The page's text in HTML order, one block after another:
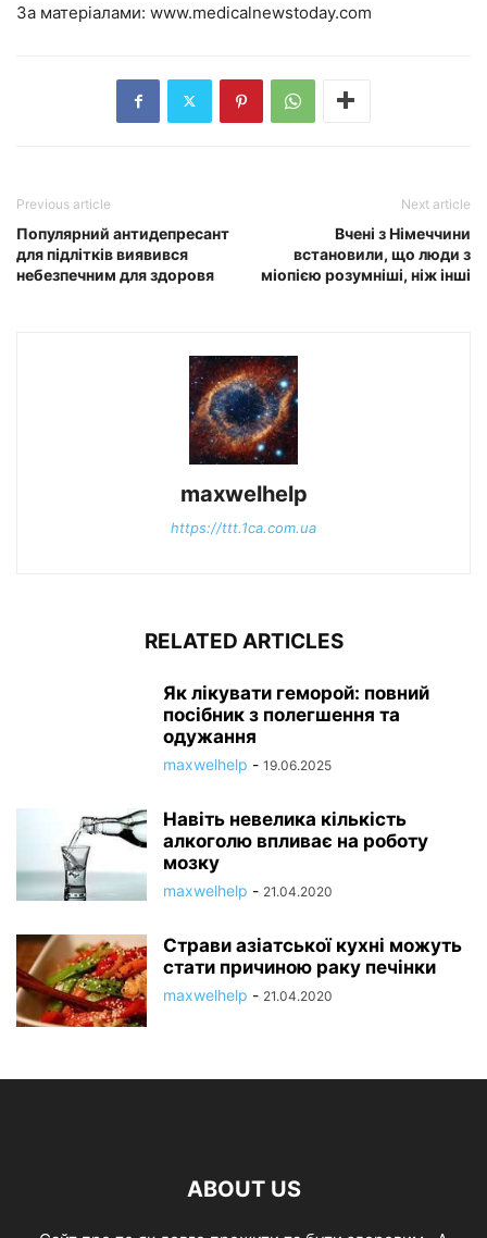
За матеріалами: www.medicalnewstoday.com
Previous article
Популярний антидепресант
для підлітків виявився
небезпечним для здоровя
Next article
Вчені з Німеччини
встановили, що люди з
міопією розумніші, ніж інші
maxwelhelp
https://ttt.1ca.com.ua
RELATED ARTICLES
Як лікувати геморой: повний
посібник з полегшення та
одужання
maxwelhelp - 19.06.2025
Навіть невелика кількість
алкоголю впливає на роботу
мозку
maxwelhelp - 21.04.2020
Страви азіатської кухні можуть
стати причиною раку печінки
maxwelhelp - 21.04.2020
ABOUT US